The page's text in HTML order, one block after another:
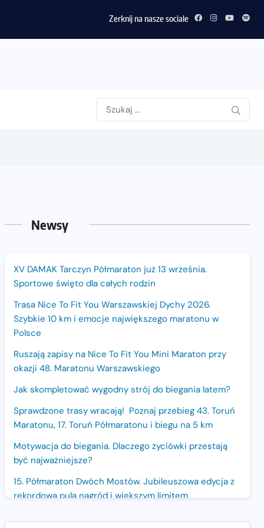
Zerknij na nasze sociale
Newsy
XV DAMAK Tarczyn Półmaraton już 13 września.
Sportowe święto dla całych rodzin
Trasa Nice To Fit You Warszawskiej Dychy 2026.
Szybkie 10 km i emocje największego maratonu w
Polsce
Ruszają zapisy na Nice To Fit You Mini Maraton przy
okazji 48. Maratonu Warszawskiego
Jak skompletować wygodny strój do biegania latem?
Sprawdzone trasy wracają! Poznaj przebieg 43. Toruń
Maratonu, 17. Toruń Półmaratonu i biegu na 5 km
Motywacja do biegania. Dlaczego życiówki przestają
być najważniejsze?
15. Półmaraton Dwóch Mostów. Jubileuszowa edycja z
rekordową pulą nagród i większym limitem